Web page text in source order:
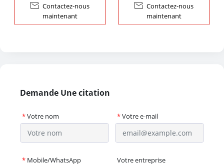
 Contactez-nous
maintenant
 Contactez-nous
maintenant
Demande Une citation
*Votre nom *Votre e-mail
* Mobile/WhatsApp Votre entreprise